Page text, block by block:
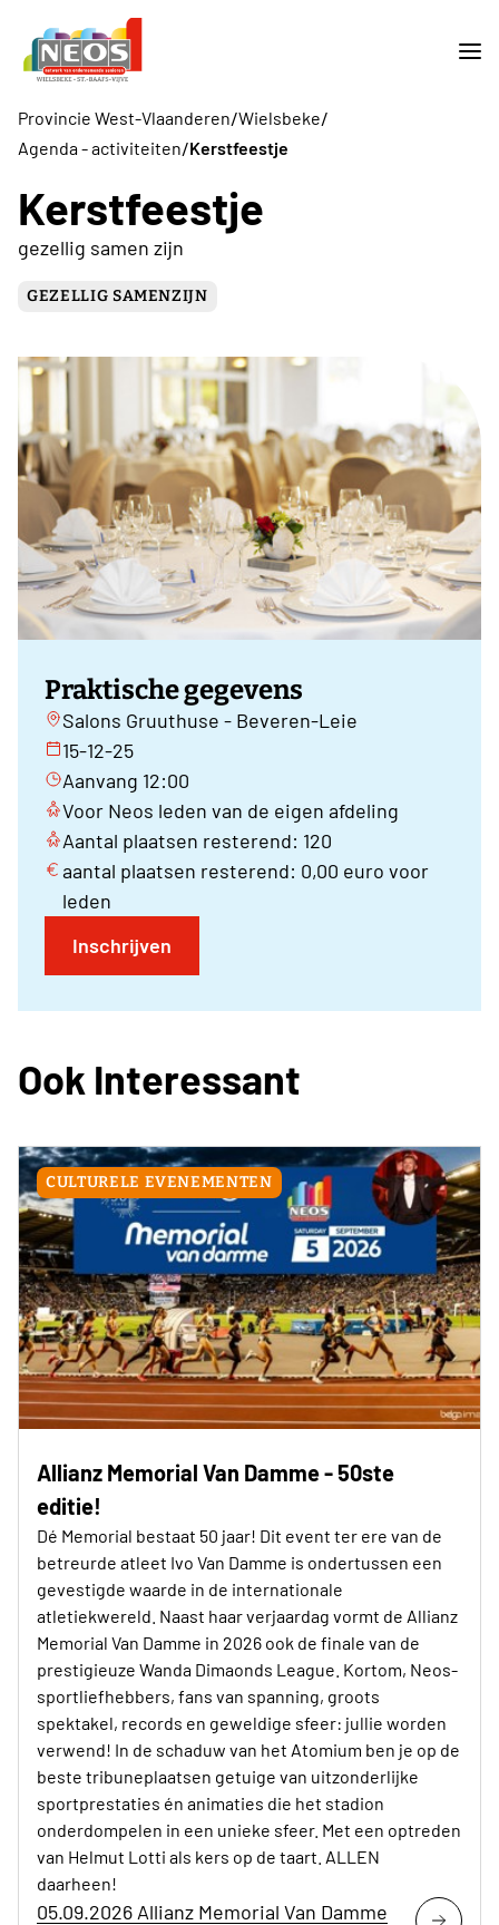
Provincie West-Vlaanderen/Wielsbeke/
Agenda - activiteiten/Kerstfeestje
Kerstfeestje
gezellig samen zijn
GEZELLIG SAMENZIJN
Praktische gegevens
Salons Gruuthuse - Beveren-Leie
15-12-25
Aanvang 12:00
Voor Neos leden van de eigen afdeling
Aantal plaatsen resterend: 120
aantal plaatsen resterend: 0,00 euro voor
leden
Inschrijven
Ook Interessant
CULTURELE EVENEMENTEN
Allianz Memorial Van Damme - 50ste
editie!
Dé Memorial bestaat 50 jaar! Dit event ter ere van de
betreurde atleet Ivo Van Damme is ondertussen een
gevestigde waarde in de internationale
atletiekwereld. Naast haar verjaardag vormt de Allianz
Memorial Van Damme in 2026 ook de finale van de
prestigieuze Wanda Dimaonds League. Kortom, Neos-
sportliefhebbers, fans van spanning, groots
spektakel, records en geweldige sfeer: jullie worden
verwend! In de schaduw van het Atomium ben je op de
beste tribuneplaatsen getuige van uitzonderlijke
sportprestaties én animaties die het stadion
onderdompelen in een unieke sfeer. Met een optreden
van Helmut Lotti als kers op de taart. ALLEN
daarheen!
05.09.2026 Allianz Memorial Van Damme